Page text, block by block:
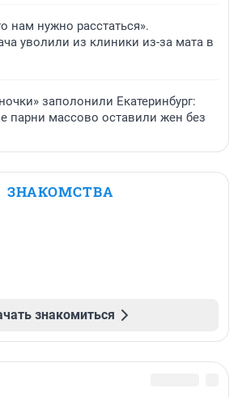
нам нужно расстаться».
уволили из клиники из-за мата в
заполонили Екатеринбург:
парни массово оставили жен без
ЗНАКОМСТВА
знакомиться